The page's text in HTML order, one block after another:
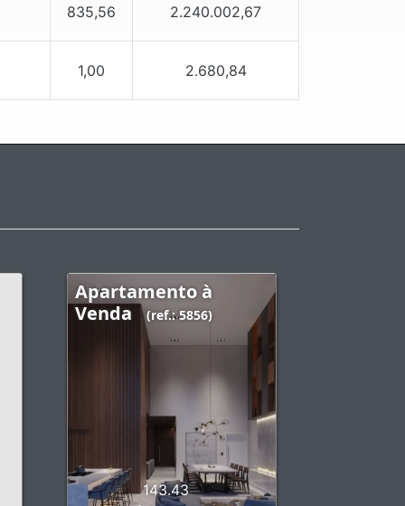
835,56 2.240.002,67
1,00 2.680,84
Apartamento à
Venda
(ref.: 5856)
143.43